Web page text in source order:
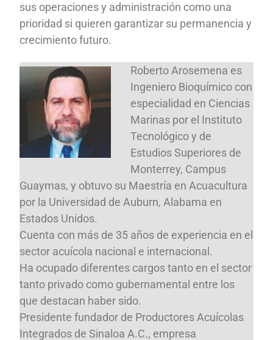
sus operaciones y administración como una
prioridad si quieren garantizar su permanencia y
crecimiento futuro.
Roberto Arosemena es
Ingeniero Bioquímico con
especialidad en Ciencias
Marinas por el Instituto
Tecnológico y de
Estudios Superiores de
Monterrey, Campus
Guaymas, y obtuvo su Maestría en Acuacultura
por la Universidad de Auburn, Alabama en
Estados Unidos.
Cuenta con más de 35 años de experiencia en el
sector acuícola nacional e internacional.
Ha ocupado diferentes cargos tanto en el sector
tanto privado como gubernamental entre los
que destacan haber sido.
Presidente fundador de Productores Acuícolas
Integrados de Sinaloa A.C., empresa